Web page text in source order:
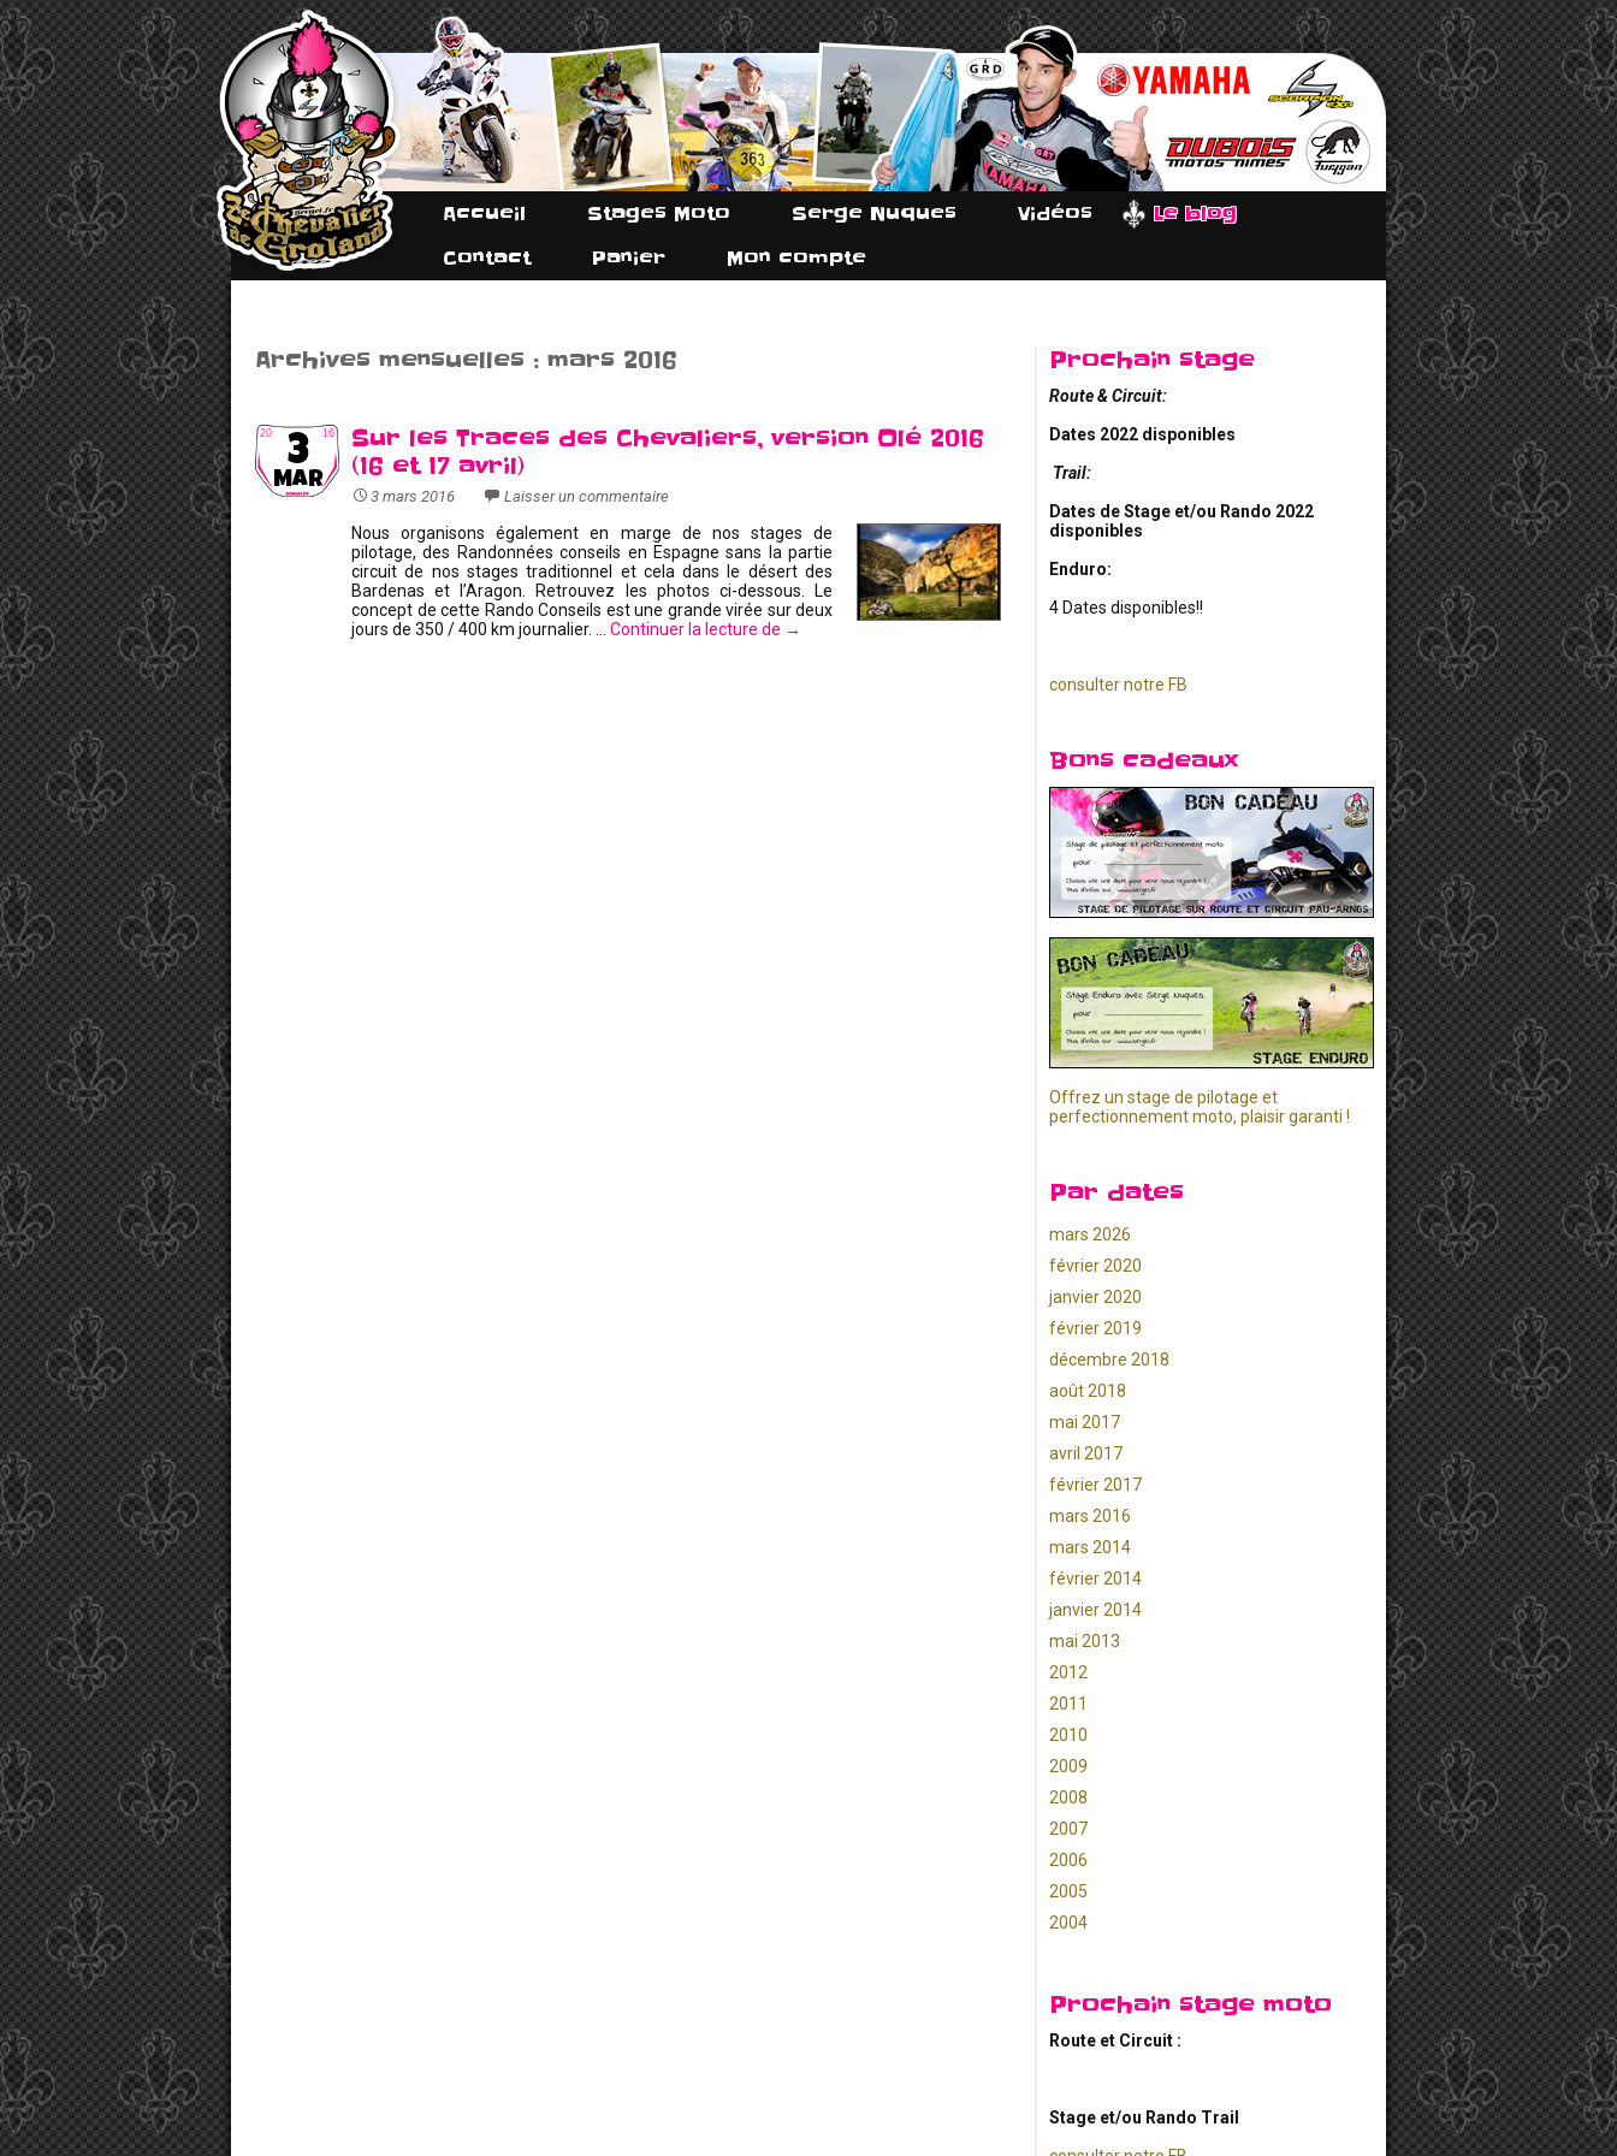
Accueil Stages Moto Serge Nuques Vidéos
Le blog
Contact
Panier Mon compte
Archives mensuelles : mars 2016
3
MAR
20 16
Sur les Traces des Chevaliers, version Olé 2016
(16 et 17 avril)
3 mars 2016 Laisser un commentaire
Nous organisons également en marge de nos stages de
pilotage, des Randonnées conseils en Espagne sans la partie
circuit de nos stages traditionnel et cela dans le désert des
Bardenas et l’Aragon. Retrouvez les photos ci-dessous. Le
concept de cette Rando Conseils est une grande virée sur deux
jours de 350 / 400 km journalier. … Continuer la lecture de →
Prochain stage
Route & Circuit:
Dates 2022 disponibles
Trail:
Dates de Stage et/ou Rando 2022
disponibles
Enduro:
4 Dates disponibles!!
consulter notre FB
Bons cadeaux
Offrez un stage de pilotage et
perfectionnement moto, plaisir garanti !
Par dates
mars 2026
février 2020
janvier 2020
février 2019
décembre 2018
août 2018
mai 2017
avril 2017
février 2017
mars 2016
mars 2014
février 2014
janvier 2014
mai 2013
2012
2011
2010
2009
2008
2007
2006
2005
2004
Prochain stage moto
Route et Circuit :
Stage et/ou Rando Trail